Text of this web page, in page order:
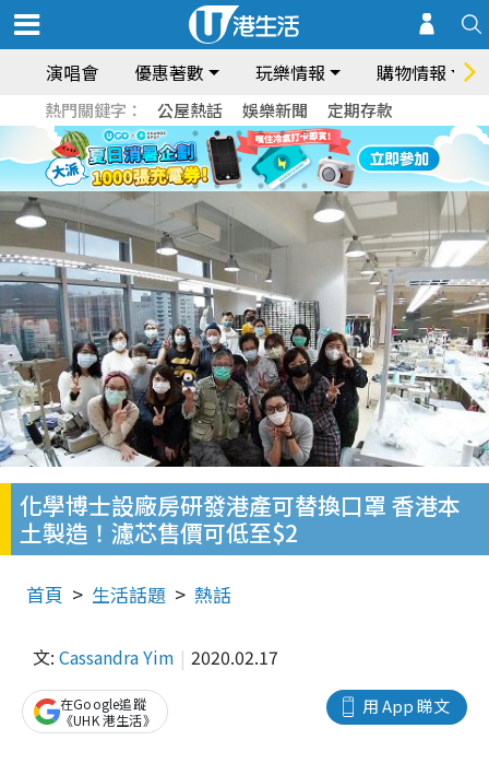
演唱會 優惠著數 玩樂情報 購物情報
熱門關鍵字： 公屋熱話 娛樂新聞 定期存款
化學博士設廠房研發港產可替換口罩 香港本
土製造！濾芯售價可低至$2
首頁 生活話題 熱話
文: Cassandra Yim 2020.02.17
用 App 睇文
在Google追蹤
《UHK 港生活》